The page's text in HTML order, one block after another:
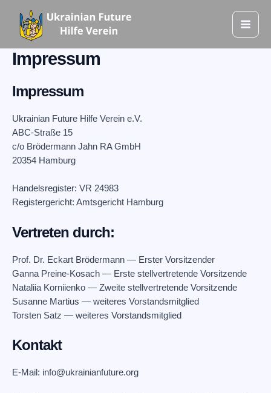
springen
Impressum
Impressum
Ukrainian Future Hilfe Verein e.V.
ABC-Straße 15
c/o Brödermann Jahn RA GmbH
20354 Hamburg
Handelsregister: VR 24983
Registergericht: Amtsgericht Hamburg
Vertreten durch:
Prof. Dr. Eckart Brödermann — Erster Vorsitzender
Ganna Preine-Kosach — Erste stellvertretende Vorsitzende
Nataliia Korniienko — Zweite stellvertretende Vorsitzende
Susanne Martius — weiteres Vorstandsmitglied
Torsten Satz — weiteres Vorstandsmitglied
Kontakt
E-Mail: info@ukrainianfuture.org